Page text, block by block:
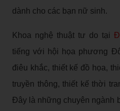
dành cho các bạn nữ sinh.
Khoa nghệ thuật tư do tại
tiếng với hội họa phương
điêu khắc, thiết kế đồ họa,
truyền thông, thiết kế thời
Đây là những chuyên ngành